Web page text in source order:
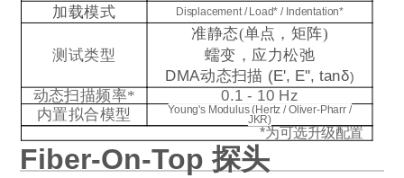
加载模式 Displacement / Load* / Indentation*
测试类型
准静态(单点，矩阵)
蠕变，应力松弛
DMA动态扫描 (E', E'', tanδ)
动态扫描频率* 0.1 - 10 Hz
内置拟合模型 Young's Modulus (Hertz / Oliver-Pharr /
JKR)
*为可选升级配置
Fiber-On-Top 探头